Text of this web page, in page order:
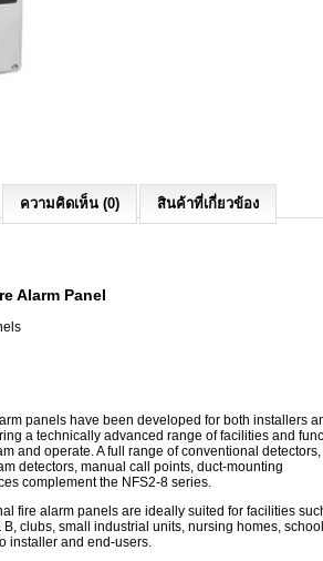
ความคิดเห็น (0) สินค้าที่เกี่ยวข้อง
Alarm Panel
panels have been developed for both installers
a technically advanced range of facilities and
and operate. A full range of conventional detectors,
detectors, manual call points, duct-mounting
complement the NFS2-8 series.
fire alarm panels are ideally suited for facilities
clubs, small industrial units, nursing homes,
installer and end-users.